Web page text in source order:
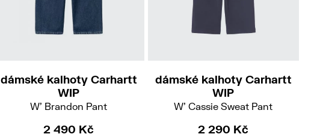
dámské kalhoty Carhartt
WIP
W' Brandon Pant
2 490 Kč
dámské kalhoty Carhartt
WIP
W' Cassie Sweat Pant
2 290 Kč